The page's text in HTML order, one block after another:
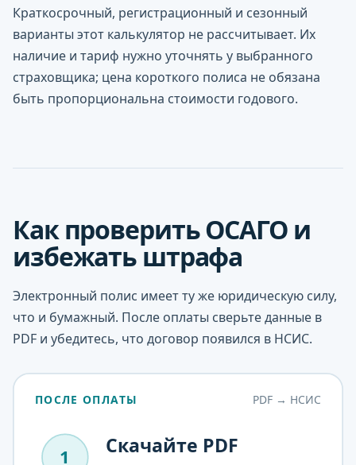
Краткосрочный, регистрационный и сезонный
варианты этот калькулятор не рассчитывает. Их
наличие и тариф нужно уточнять у выбранного
страховщика; цена короткого полиса не обязана
быть пропорциональна стоимости годового.
Как проверить ОСАГО и
избежать штрафа
Электронный полис имеет ту же юридическую силу,
что и бумажный. После оплаты сверьте данные в
PDF и убедитесь, что договор появился в НСИС.